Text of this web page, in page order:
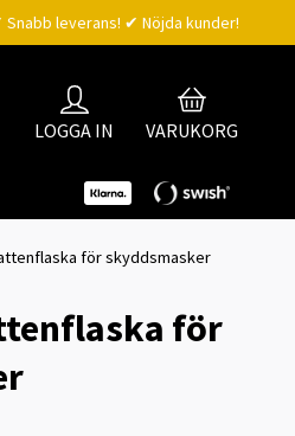
leverans! ✔ Nöjda kunder!
LOGGA IN VARUKORG
för skyddsmasker
för